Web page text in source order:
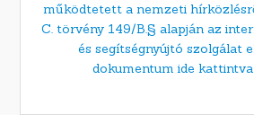
működtetett a nemzeti
C. törvény 149/B.§ alapján az
és segítségnyújtó szolgálat
dokumentum ide